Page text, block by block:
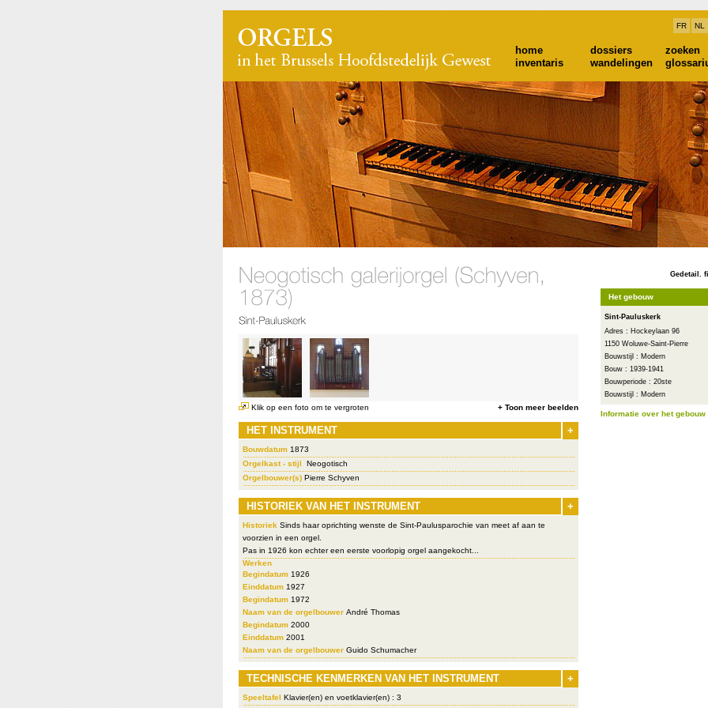
FR NL
home dossiers
zoeken
inventaris
wandelingen
Klik op een foto om te vergroten + Toon meer beelden
+
HET INSTRUMENT
Bouwdatum 1873
Orgelkast - stijl
Neogotisch
Orgelbouwer(s) Pierre Schyven
+
HISTORIEK VAN HET INSTRUMENT
Historiek Sinds haar oprichting wenste de Sint-Paulusparochie van meet af aan te
voorzien in een orgel.
Pas in 1926 kon echter een eerste voorlopig orgel aangekocht...
Werken
Begindatum 1926
Einddatum 1927
Begindatum 1972
Naam van de orgelbouwer André Thomas
Begindatum 2000
Einddatum 2001
Naam van de orgelbouwer Guido Schumacher
+
TECHNISCHE KENMERKEN VAN HET INSTRUMENT
Speeltafel Klavier(en) en voetklavier(en) : 3
Gedetail.
Het gebouw
Sint-Pauluskerk
Adres : Hockeylaan 96
1150 Woluwe-Saint-Pierre
Bouwstijl : Modern
Bouw : 1939-1941
Bouwperiode : 20ste
Bouwstijl : Modern
Informatie over het gebouw